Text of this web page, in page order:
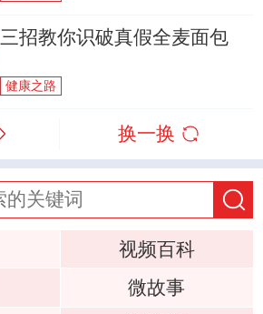
三招教你识破真假全麦面包
健康之路
换一换
视频百科
微故事